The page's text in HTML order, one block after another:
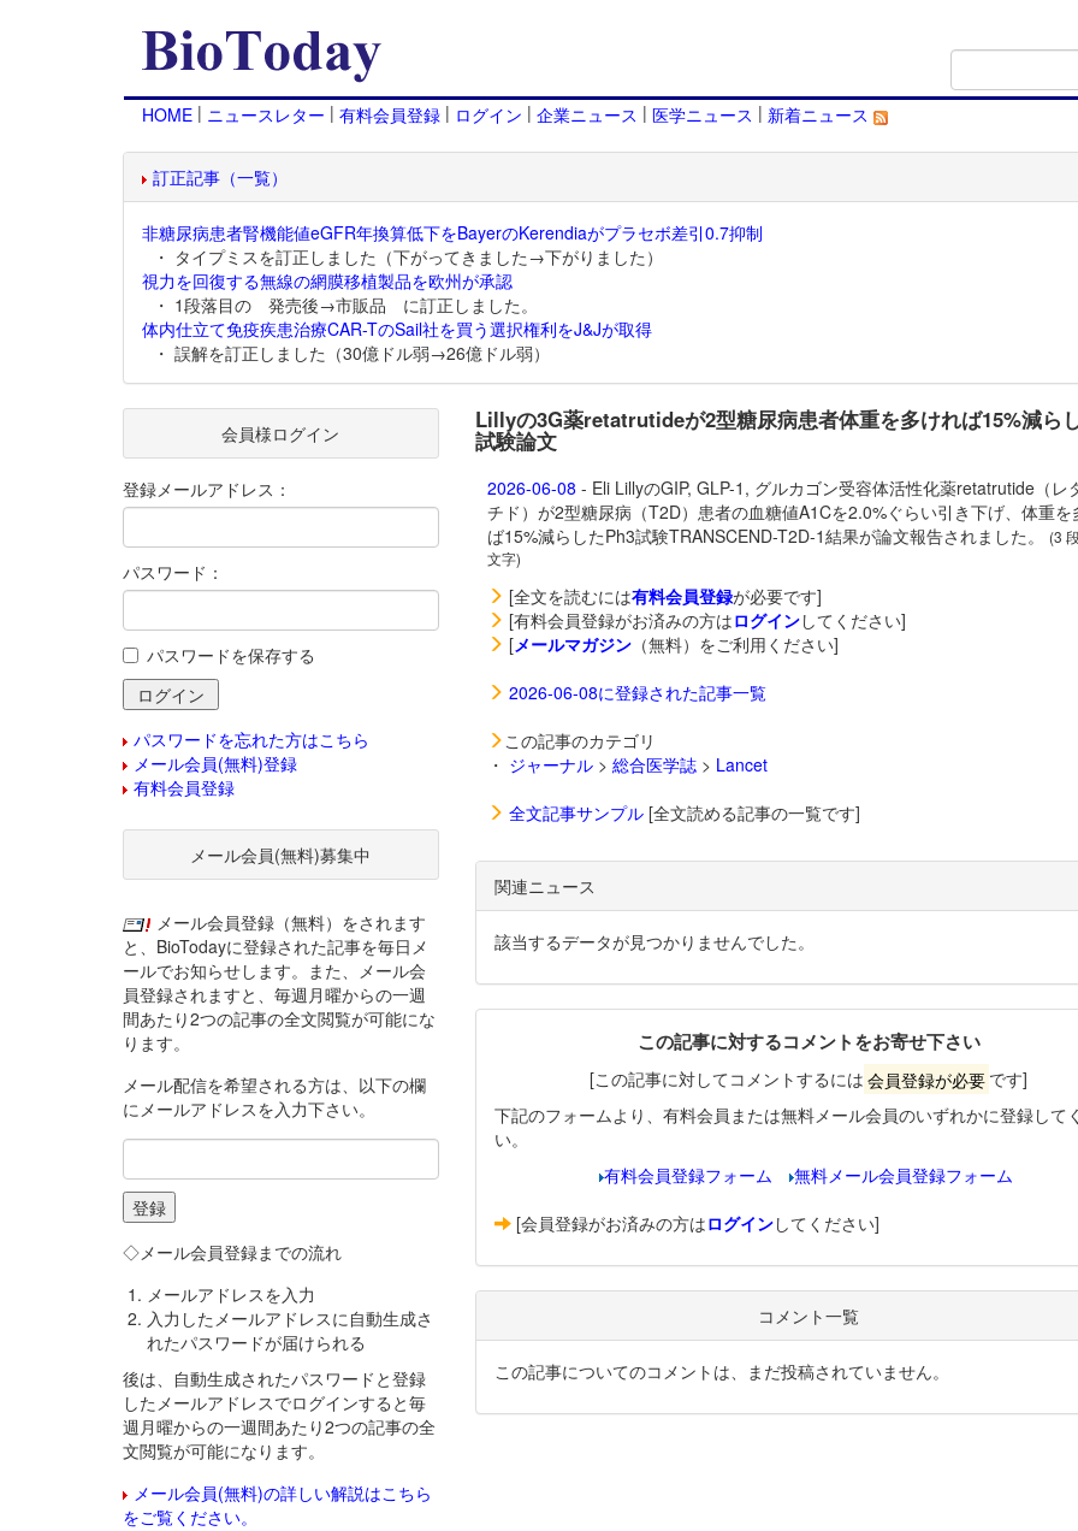
HOME | ニュースレター | 有料会員登録 | ログイン | 企業ニュース | 医学ニュース | 新着ニュース
訂正記事（一覧）
非糖尿病患者腎機能値eGFR年換算低下をBayerのKerendiaがプラセボ差引0.7抑制
・ タイプミスを訂正しました（下がってきました→下がりました）
視力を回復する無線の網膜移植製品を欧州が承認
・ 1段落目の 発売後→市販品 に訂正しました。
体内仕立て免疫疾患治療CAR-TのSail社を買う選択権利をJ&Jが取得
・ 誤解を訂正しました（30億ドル弱→26億ドル弱）
Lillyの3G薬retatrutideが2型糖尿病患者体重を多ければ15%減ら
試験論文
2026-06-08 - Eli LillyのGIP, GLP-1, グルカゴン受容体活性化薬retatrutide（レ
チド）が2型糖尿病（T2D）患者の血糖値A1Cを2.0%ぐらい引き下げ、体重を
ば15%減らしたPh3試験TRANSCEND-T2D-1結果が論文報告されました。
(3
文字)
[全文を読むには有料会員登録が必要です]
[有料会員登録がお済みの方はログインしてください]
[メールマガジン（無料）をご利用ください]
2026-06-08に登録された記事一覧
この記事のカテゴリ
・ ジャーナル> 総合医学誌> Lancet
全文記事サンプル[全文読める記事の一覧です]
関連ニュース
該当するデータが見つかりませんでした。
この記事に対するコメントをお寄せ下さい
[この記事に対してコメントするには 会員登録が必要 です]
下記のフォームより、有料会員または無料メール会員のいずれかに登録して
い。
有料会員登録フォーム
無料メール会員登録フォーム
[会員登録がお済みの方はログインしてください]
コメント一覧
この記事についてのコメントは、まだ投稿されていません。
会員様ログイン
登録メールアドレス：
パスワード：
パスワードを保存する
パスワードを忘れた方はこちら
メール会員(無料)登録
有料会員登録
メール会員(無料)募集中
メール会員登録（無料）をされます
と、BioTodayに登録された記事を毎日メ
ールでお知らせします。また、メール会
員登録されますと、毎週月曜からの一週
間あたり2つの記事の全文閲覧が可能にな
ります。
メール配信を希望される方は、以下の欄
にメールアドレスを入力下さい。
◇メール会員登録までの流れ
メールアドレスを入力
入力したメールアドレスに自動生成さ
れたパスワードが届けられる
後は、自動生成されたパスワードと登録
したメールアドレスでログインすると毎
週月曜からの一週間あたり2つの記事の全
文閲覧が可能になります。
メール会員(無料)の詳しい解説はこちら
をご覧ください。